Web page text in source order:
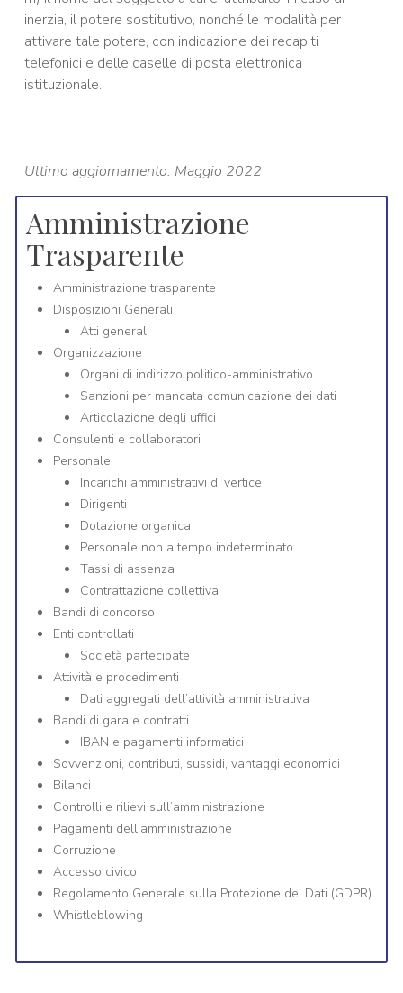
inerzia, il potere sostitutivo, nonché le modalità per
attivare tale potere, con indicazione dei recapiti
telefonici e delle caselle di posta elettronica
istituzionale.
Ultimo aggiornamento: Maggio 2022
Amministrazione
Trasparente
Amministrazione trasparente
Disposizioni Generali
Atti generali
Organizzazione
Organi di indirizzo politico-amministrativo
Sanzioni per mancata comunicazione dei dati
Articolazione degli uffici
Consulenti e collaboratori
Personale
Incarichi amministrativi di vertice
Dirigenti
Dotazione organica
Personale non a tempo indeterminato
Tassi di assenza
Contrattazione collettiva
Bandi di concorso
Enti controllati
Società partecipate
Attività e procedimenti
Dati aggregati dell’attività amministrativa
Bandi di gara e contratti
IBAN e pagamenti informatici
Sovvenzioni, contributi, sussidi, vantaggi economici
Bilanci
Controlli e rilievi sull’amministrazione
Pagamenti dell’amministrazione
Corruzione
Accesso civico
Regolamento Generale sulla Protezione dei Dati (GDPR)
Whistleblowing